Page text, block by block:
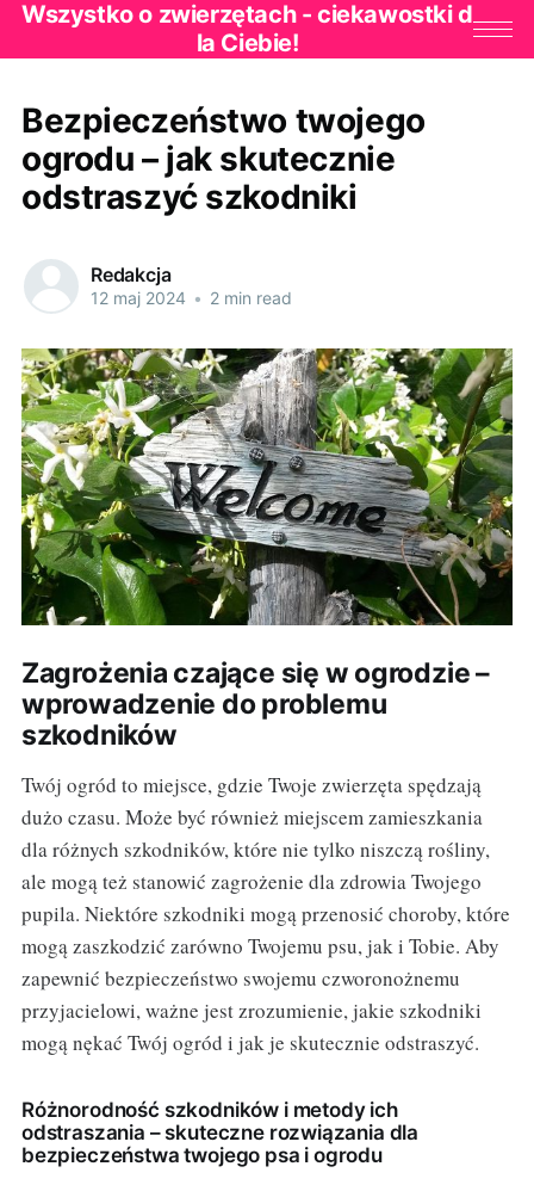
Wszystko o zwierzętach - ciekawostki d
la Ciebie!
Bezpieczeństwo twojego
ogrodu – jak skutecznie
odstraszyć szkodniki
Redakcja
12 maj 2024 • 2 min read
Zagrożenia czające się w ogrodzie –
wprowadzenie do problemu
szkodników
Twój ogród to miejsce, gdzie Twoje zwierzęta spędzają
dużo czasu. Może być również miejscem zamieszkania
dla różnych szkodników, które nie tylko niszczą rośliny,
ale mogą też stanowić zagrożenie dla zdrowia Twojego
pupila. Niektóre szkodniki mogą przenosić choroby, które
mogą zaszkodzić zarówno Twojemu psu, jak i Tobie. Aby
zapewnić bezpieczeństwo swojemu czworonożnemu
przyjacielowi, ważne jest zrozumienie, jakie szkodniki
mogą nękać Twój ogród i jak je skutecznie odstraszyć.
Różnorodność szkodników i metody ich
odstraszania – skuteczne rozwiązania dla
bezpieczeństwa twojego psa i ogrodu